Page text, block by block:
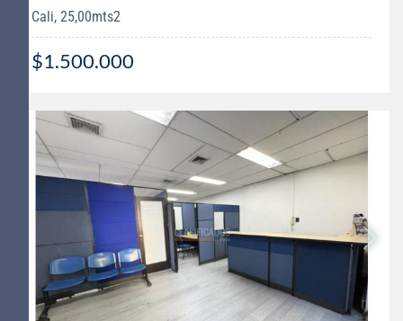
Cali, 25,00mts2
$1.500.000